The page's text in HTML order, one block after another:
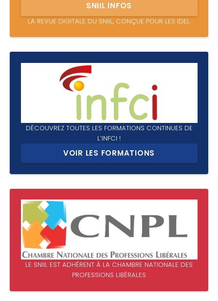
SNIIL INFOS
LA REVUE DIGITALE DU SNIIL, CONÇUE POUR LES IDEL.
DÉCOUVREZ TOUTES LES FORMATIONS CONTINUES DE
L’INFCI !
VOIR LES FORMATIONS
LE SNIIL EST ADHÉRENT À LA CHAMBRE NATIONALE DES
PROFESSIONS LIBÉRALES